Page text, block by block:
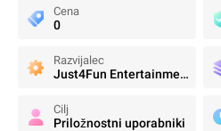
Cena
0
Razvijalec
Just4Fun Entertainment
Cilj
Priložnostni uporabniki